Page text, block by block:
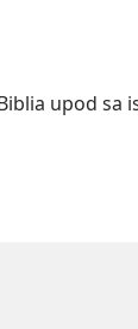
upod sa